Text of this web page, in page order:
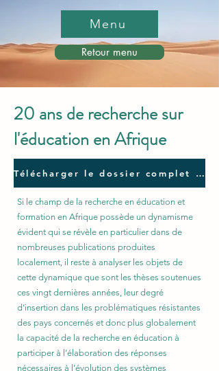
Menu
Retour menu
20 ans de recherche sur
l'éducation en Afrique
Télécharger le dossier complet (82 pages)
Si le champ de la recherche en éducation et
formation en Afrique possède un dynamisme
évident qui se révèle en particulier dans de
nombreuses publications produites
localement, il reste à analyser les objets de
cette dynamique que sont les thèses soutenues
ces vingt dernières années, leur degré
d’insertion dans les problématiques résistantes
des pays concernés et donc plus globalement
la capacité de la recherche en éducation à
participer à l’élaboration des réponses
nécessaires à l’évolution des systèmes